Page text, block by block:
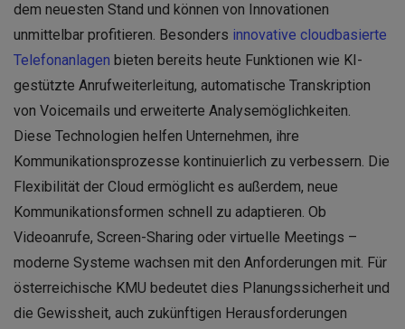
dem neuesten Stand und können von Innovationen
unmittelbar profitieren. Besonders innovative cloudbasierte
Telefonanlagen bieten bereits heute Funktionen wie KI-
gestützte Anrufweiterleitung, automatische Transkription
von Voicemails und erweiterte Analysemöglichkeiten.
Diese Technologien helfen Unternehmen, ihre
Kommunikationsprozesse kontinuierlich zu verbessern. Die
Flexibilität der Cloud ermöglicht es außerdem, neue
Kommunikationsformen schnell zu adaptieren. Ob
Videoanrufe, Screen-Sharing oder virtuelle Meetings –
moderne Systeme wachsen mit den Anforderungen mit. Für
österreichische KMU bedeutet dies Planungssicherheit und
die Gewissheit, auch zukünftigen Herausforderungen